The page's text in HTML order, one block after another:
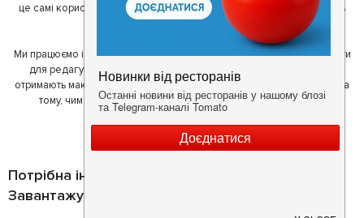
це самі користувачі, які діляться своїми враженнями і допомагають
один одному у виборі кращих місць.
Ми працюємо і з ресторанами. Для них ми надаємо зручні інструменти
для редагування інформації про себе - в результаті відвідувачі
отримають максимум інформації, а ресторан зможе зосередитися на
тому, чим він любить займатися більше всього - смачній їжі.
Потрібна інформація про заклад?
Завантажуйте додаток!